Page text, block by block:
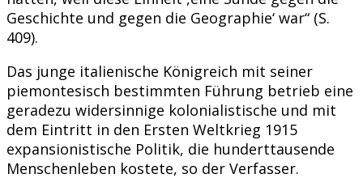
Geschichte und gegen die Geographie‘ war“ (S.
409).
Das junge italienische Königreich mit seiner
piemontesisch bestimmten Führung betrieb eine
geradezu widersinnige kolonialistische und mit
dem Eintritt in den Ersten Weltkrieg 1915
expansionistische Politik, die hunderttausende
Menschenleben kostete, so der Verfasser.